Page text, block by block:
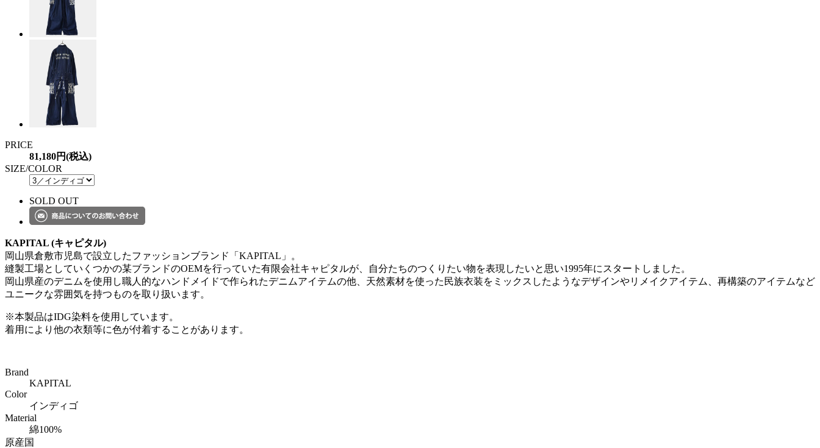
PRICE
81,180円(税込)
SIZE/COLOR
SOLD OUT
KAPITAL (キャピタル)
岡山県倉敷市児島で設立したファッションブランド「KAPITAL」。
縫製工場としていくつかの某ブランドのOEMを行っていた有限会社キャピタルが、自分たちのつくりたい物を表現したいと思い1995年にスタートしました。
岡山県産のデニムを使用し職人的なハンドメイドで作られたデニムアイテムの他、天然素材を使った民族衣装をミックスしたようなデザインやリメイクアイテム、再構築のアイテムなど
ユニークな雰囲気を持つものを取り扱います。
※本製品はIDG染料を使用しています。
着用により他の衣類等に色が付着することがあります。
Brand
KAPITAL
Color
インディゴ
Material
綿100%
原産国